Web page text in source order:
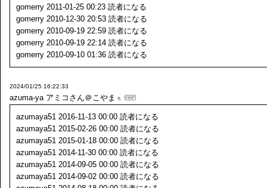
gomerry 2011-01-25 00:23 読者になる
gomerry 2010-12-30 20:53 読者になる
gomerry 2010-09-19 22:59 読者になる
gomerry 2010-09-19 22:14 読者になる
gomerry 2010-09-10 01:36 読者になる
2024/01/25 16:22:33
azuma-ya アミコさん＠こやま
azumaya51 2016-11-13 00:00 読者になる
azumaya51 2015-02-26 00:00 読者になる
azumaya51 2015-01-18 00:00 読者になる
azumaya51 2014-11-30 00:00 読者になる
azumaya51 2014-09-05 00:00 読者になる
azumaya51 2014-09-02 00:00 読者になる